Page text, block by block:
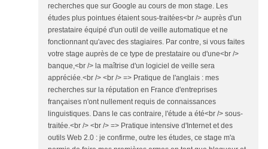
recherches que sur Google au cours de mon stage. Les
études plus pointues étaient sous-traitées<br /> auprès d'un
prestataire équipé d'un outil de veille automatique et ne
fonctionnant qu'avec des stagiaires. Par contre, si vous faites
votre stage auprès de ce type de prestataire ou d'une<br />
banque,<br /> la maîtrise d'un logiciel de veille sera
appréciée.<br /> <br /> => Pratique de l'anglais : mes
recherches sur la réputation en France d'entreprises
françaises n'ont nullement requis de connaissances
linguistiques. Dans le cas contraire, l'étude a été<br /> sous-
traitée.<br /> <br /> => Pratique intensive d'Internet et des
outils Web 2.0 : je confirme, outre les études, ce stage m'a